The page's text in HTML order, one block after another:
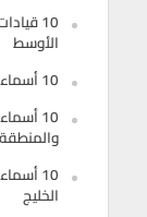
10
الأوسط
10 أسماء تعيد تشكيل اللوجستيات الذكية في الخليج
10
والمنطقة
10
الخليج